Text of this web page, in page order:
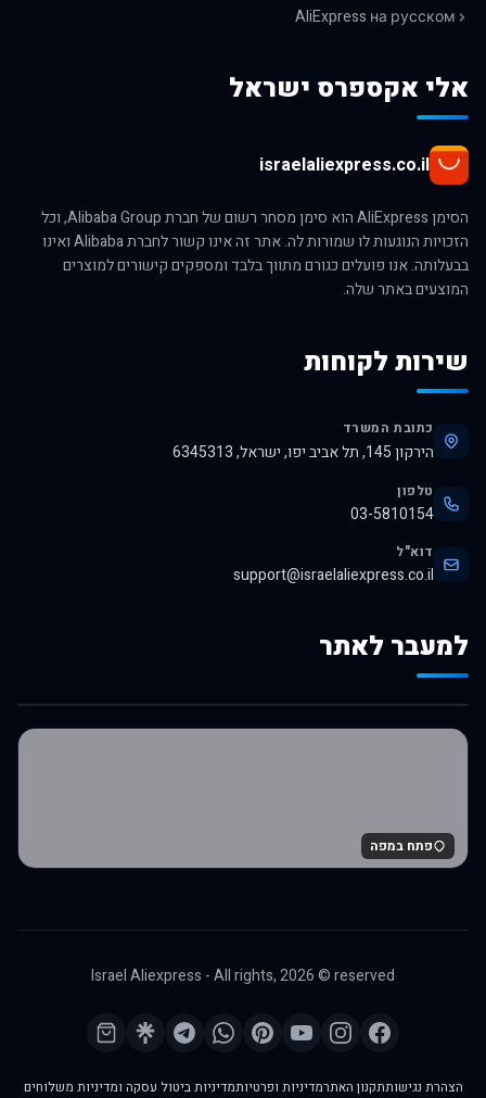
AliExpress на русском
אלי אקספרס ישראל
israelaliexpress.co.il
הסימן AliExpress הוא סימן מסחר רשום של חברת Alibaba Group, וכל
הזכויות הנוגעות לו שמורות לה. אתר זה אינו קשור לחברת Alibaba ואינו
בבעלותה. אנו פועלים כגורם מתווך בלבד ומספקים קישורים למוצרים
המוצעים באתר שלה.
שירות לקוחות
כתובת המשרד
הירקון 145, תל אביב יפו, ישראל, 6345313
טלפון
03-5810154
דוא"ל
support@israelaliexpress.co.il
למעבר לאתר
לרכישה באלי אקספרס
פתח במפה
Israel Aliexpress - All rights,2026© reserved
הצהרת נגישותתקנון האתרמדיניות ופרטיותמדיניות ביטול עסקה ומדיניות משלוחים